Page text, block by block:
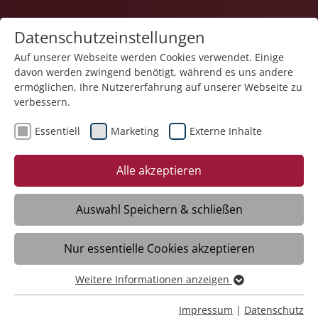
16.04.2025
Tanzcafé im Haus der Pflege
St. Georg
Burladingen - Einen wunderschönen
Nachmittag durften die Bewohnerinnen
und Bewohner vom Haus der Pflege St.
Georg der Stiftung Liebenau in
Datenschutzeinstellungen
Auf unserer Webseite werden Cookies verwendet. Einige
davon werden zwingend benötigt, während es uns andere
ermöglichen, Ihre Nutzererfahrung auf unserer Webseite zu
verbessern.
Essentiell Marketing Externe Inhalte
Alle akzeptieren
Auswahl Speichern & schließen
Nur essentielle Cookies akzeptieren
Essentiell
Essentielle Cookies werden für grundlegende Funktionen
Weitere Informationen anzeigen
Impressum | Datenschutz